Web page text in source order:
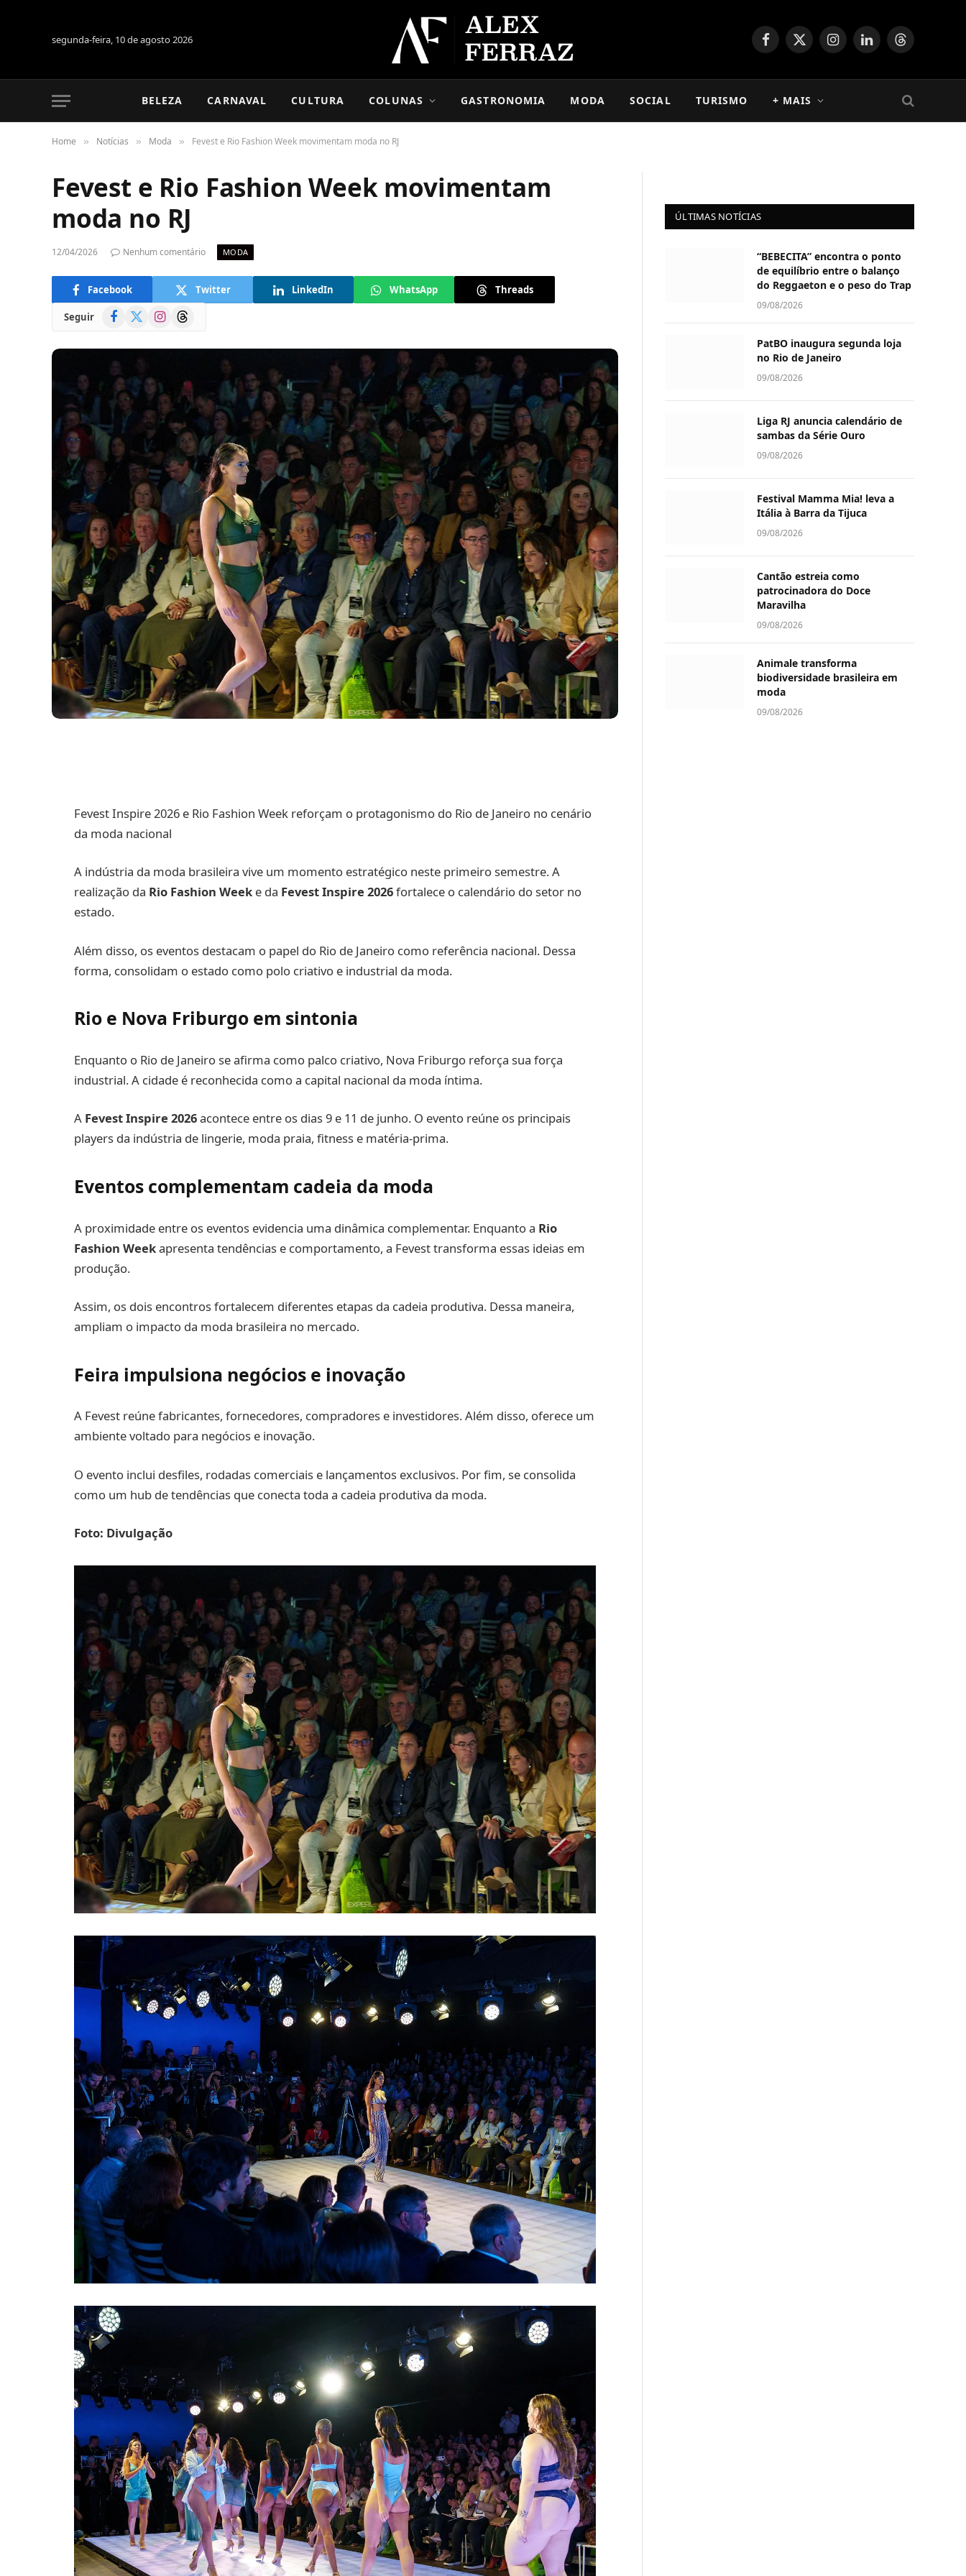
segunda-feira, 10 de agosto 2026 Facebook
X
InstagramLinkedInThreads
BELEZA CARNAVAL CULTURA COLUNAS GASTRONOMIA MODA SOCIAL TURISMO + MAIS
Home » Notícias » Moda » Fevest e Rio Fashion Week movimentam moda no RJ
Fevest e Rio Fashion Week movimentam
moda no RJ
12/04/2026 Nenhum comentário MODA
Facebook Twitter LinkedIn WhatsApp Threads
Seguir Facebook
(Twitter)
InstagramThreads
Fevest Inspire 2026 e Rio Fashion Week reforçam o protagonismo do Rio de Janeiro no cenário
da moda nacional
A indústria da moda brasileira vive um momento estratégico neste primeiro semestre. A
realização da Rio Fashion Week e da Fevest Inspire 2026fortalece o calendário do setor no
estado.
Além disso, os eventos destacam o papel do Rio de Janeiro como referência nacional. Dessa
forma, consolidam o estado como polo criativo e industrial da moda.
Rio e Nova Friburgo em sintonia
Enquanto o Rio de Janeiro se afirma como palco criativo, Nova Friburgo reforça sua força
industrial. A cidade é reconhecida como a capital nacional da moda íntima.
A Fevest Inspire 2026acontece entre os dias 9 e 11 de junho. O evento reúne os principais
players da indústria de lingerie, moda praia, fitness e matéria-prima.
Eventos complementam cadeia da moda
A proximidade entre os eventos evidencia uma dinâmica complementar. Enquanto a Rio
Fashion Weekapresenta tendências e comportamento, a Fevest transforma essas ideias em
produção.
Assim, os dois encontros fortalecem diferentes etapas da cadeia produtiva. Dessa maneira,
ampliam o impacto da moda brasileira no mercado.
Feira impulsiona negócios e inovação
A Fevest reúne fabricantes, fornecedores, compradores e investidores. Além disso, oferece um
ambiente voltado para negócios e inovação.
O evento inclui desfiles, rodadas comerciais e lançamentos exclusivos. Por fim, se consolida
como um hub de tendências que conecta toda a cadeia produtiva da moda.
Foto: Divulgação
ÚLTIMAS NOTÍCIAS
“BEBECITA” encontra o ponto
de equilíbrio entre o balanço
do Reggaeton e o peso do Trap
09/08/2026
PatBO inaugura segunda loja
no Rio de Janeiro
09/08/2026
Liga RJ anuncia calendário de
sambas da Série Ouro
09/08/2026
Festival Mamma Mia! leva a
Itália à Barra da Tijuca
09/08/2026
Cantão estreia como
patrocinadora do Doce
Maravilha
09/08/2026
Animale transforma
biodiversidade brasileira em
moda
09/08/2026